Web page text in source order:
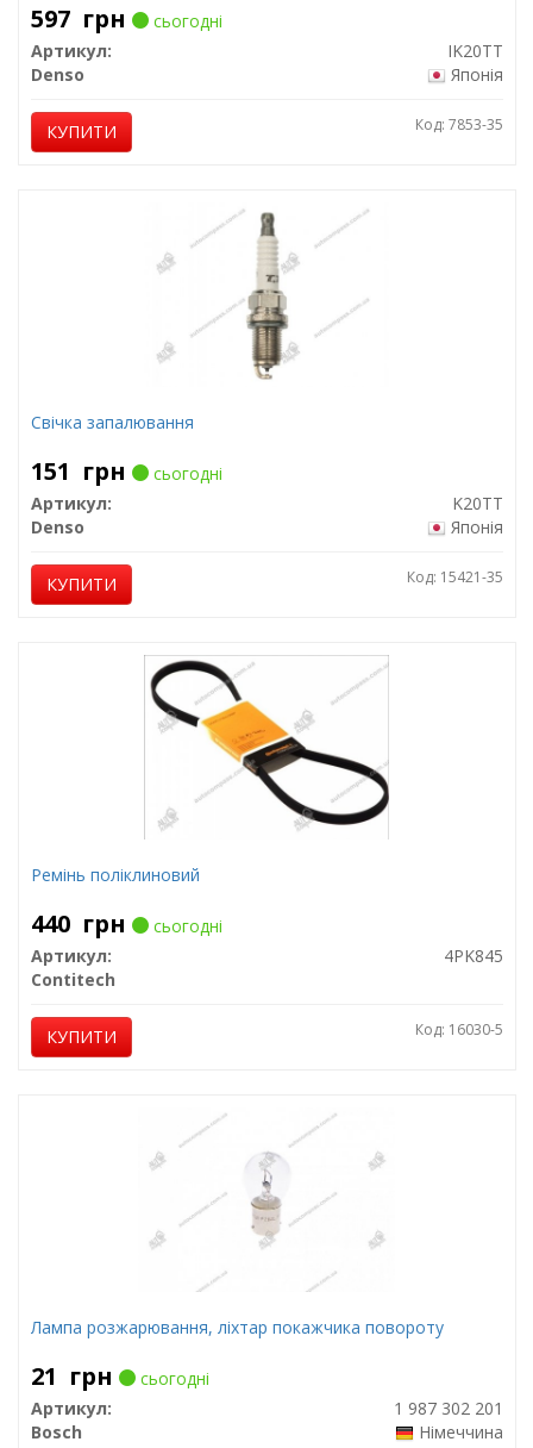
597 грн
сьогодні
Артикул:
IK20TT
Denso
Японія
КУПИТИ Код: 7853-35
Свічка запалювання
151 грн
сьогодні
Артикул:
K20TT
Denso
Японія
КУПИТИ Код: 15421-35
Ремінь поліклиновий
440 грн
сьогодні
Артикул:
4PK845
Contitech
КУПИТИ Код: 16030-5
Лампа розжарювання, ліхтар покажчика повороту
21 грн
сьогодні
Артикул:
1 987 302 201
Bosch
Німеччина